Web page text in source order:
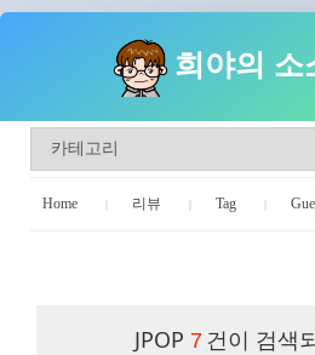
희야의 소
Home 리뷰 Tag
JPOP 7 건이 검색